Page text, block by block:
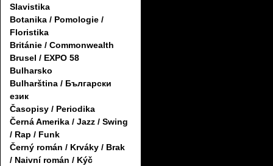
Slavistika
Botanika / Pomologie /
Floristika
Británie / Commonwealth
Brusel / EXPO 58
Bulharsko
Bulharština / Български
език
Časopisy / Periodika
Černá Amerika / Jazz / Swing
/ Rap / Funk
Černý román / Krváky / Brak
/ Naivní román / Kýč